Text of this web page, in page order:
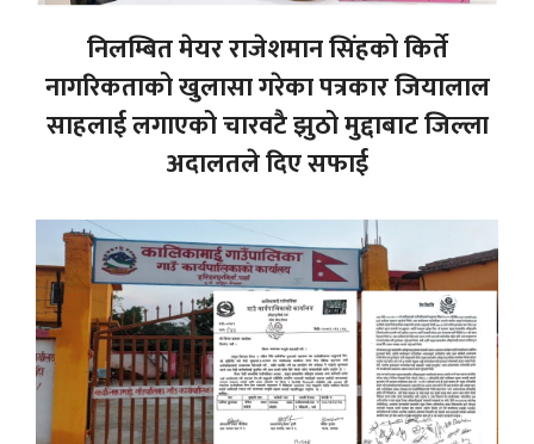
निलम्बित मेयर राजेशमान सिंहको किर्ते
नागरिकताको खुलासा गरेका पत्रकार जियालाल
साहलाई लगाएको चारवटै झुठो मुद्दाबाट जिल्ला
अदालतले दिए सफाई